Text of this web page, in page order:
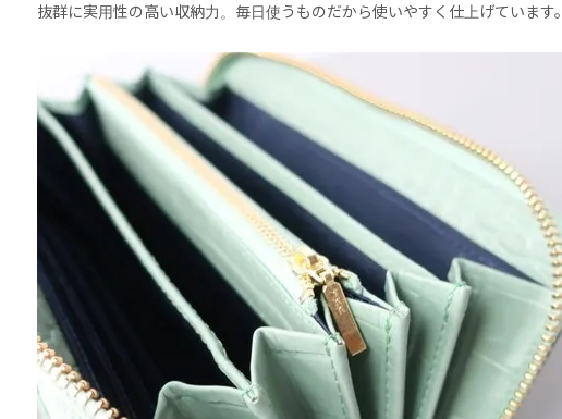
抜群に実用性の高い収納力。毎日使うものだから使いやすく仕上げています。